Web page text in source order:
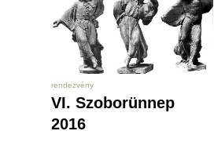
rendezvény
VI. Szoborünnep
2016